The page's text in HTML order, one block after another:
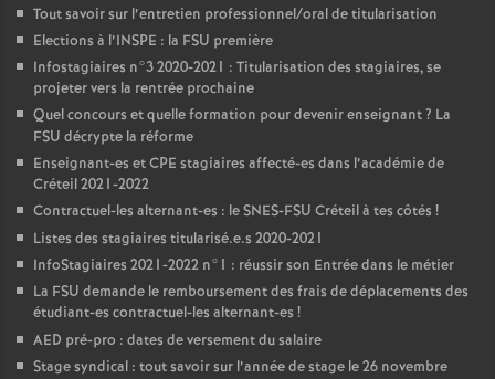
Tout savoir sur l’entretien professionnel/oral de titularisation
Elections à l’INSPE : la FSU première
Infostagiaires n°3 2020-2021 : Titularisation des stagiaires, se
projeter vers la rentrée prochaine
Quel concours et quelle formation pour devenir enseignant? La
FSU décrypte la réforme
Enseignant-es etCPE stagiaires affecté-es dans l’académie de
Créteil 2021-2022
Contractuel-les alternant-es : leSNES-FSU Créteil à tes côtés !
Listes des stagiaires titularisé.e.s 2020-2021
InfoStagiaires 2021-2022 n°1 : réussir son Entrée dans le métier
La FSU demande le remboursement des frais de déplacements des
étudiant-es contractuel-les alternant-es !
AED pré-pro : dates de versement du salaire
Stage syndical : tout savoir sur l’année de stage le 26 novembre